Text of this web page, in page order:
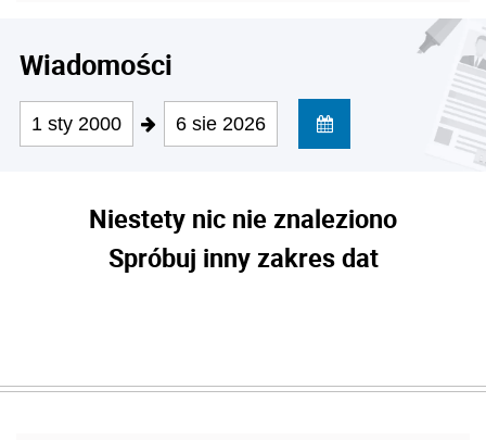
Wiadomości
1 sty 2000 6 sie 2026
Niestety nic nie znaleziono
Spróbuj inny zakres dat